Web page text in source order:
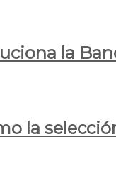
la
la